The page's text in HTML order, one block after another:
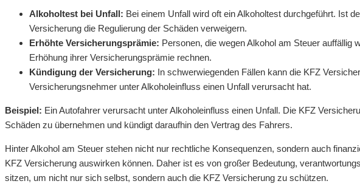
Alkoholtest bei Unfall: Bei einem Unfall wird oft ein Alkoholtest durchgeführt. Ist
Versicherung die Regulierung der Schäden verweigern.
Erhöhte Versicherungsprämie: Personen, die wegen Alkohol am Steuer auffällig
Erhöhung ihrer Versicherungsprämie rechnen.
Kündigung der Versicherung: In schwerwiegenden Fällen kann die KFZ
Versicherungsnehmer unter Alkoholeinfluss einen Unfall verursacht hat.
Beispiel: Ein Autofahrer verursacht unter Alkoholeinfluss einen Unfall. Die KFZ
Schäden zu übernehmen und kündigt daraufhin den Vertrag des Fahrers.
Hinter Alkohol am Steuer stehen nicht nur rechtliche Konsequenzen, sondern auch
KFZ Versicherung auswirken können. Daher ist es von großer Bedeutung,
sitzen, um nicht nur sich selbst, sondern auch die KFZ Versicherung zu schützen.